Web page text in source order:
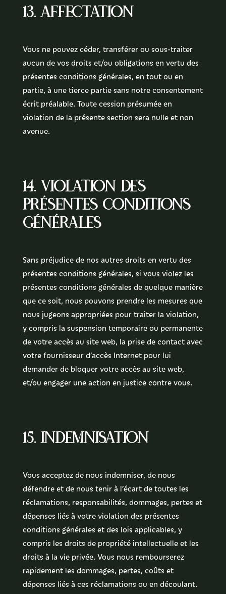
13. Affectation
Vous ne pouvez céder, transférer ou sous-traiter
aucun de vos droits et/ou obligations en vertu des
présentes conditions générales, en tout ou en
partie, à une tierce partie sans notre consentement
écrit préalable. Toute cession présumée en
violation de la présente section sera nulle et non
avenue.
14. Violation des
présentes conditions
générales
Sans préjudice de nos autres droits en vertu des
présentes conditions générales, si vous violez les
présentes conditions générales de quelque manière
que ce soit, nous pouvons prendre les mesures que
nous jugeons appropriées pour traiter la violation,
y compris la suspension temporaire ou permanente
de votre accès au site web, la prise de contact avec
votre fournisseur d’accès Internet pour lui
demander de bloquer votre accès au site web,
et/ou engager une action en justice contre vous.
15. Indemnisation
Vous acceptez de nous indemniser, de nous
défendre et de nous tenir à l’écart de toutes les
réclamations, responsabilités, dommages, pertes et
dépenses liés à votre violation des présentes
conditions générales et des lois applicables, y
compris les droits de propriété intellectuelle et les
droits à la vie privée. Vous nous rembourserez
rapidement les dommages, pertes, coûts et
dépenses liés à ces réclamations ou en découlant.